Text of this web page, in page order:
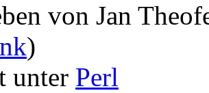
von Jan
)
unter Perl